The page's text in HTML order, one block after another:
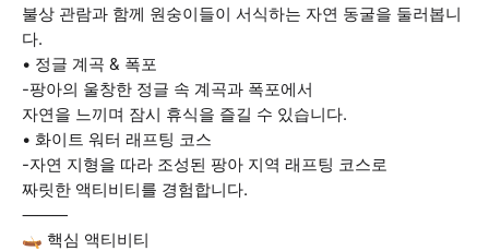
불상 관람과 함께 원숭이들이 서식하는 자연 동굴을 둘러봅니
다.
• 정글 계곡 & 폭포
-팡아의 울창한 정글 속 계곡과 폭포에서
자연을 느끼며 잠시 휴식을 즐길 수 있습니다.
• 화이트 워터 래프팅 코스
-자연 지형을 따라 조성된 팡아 지역 래프팅 코스로
짜릿한 액티비티를 경험합니다.
⸻
🛶 핵심 액티비티